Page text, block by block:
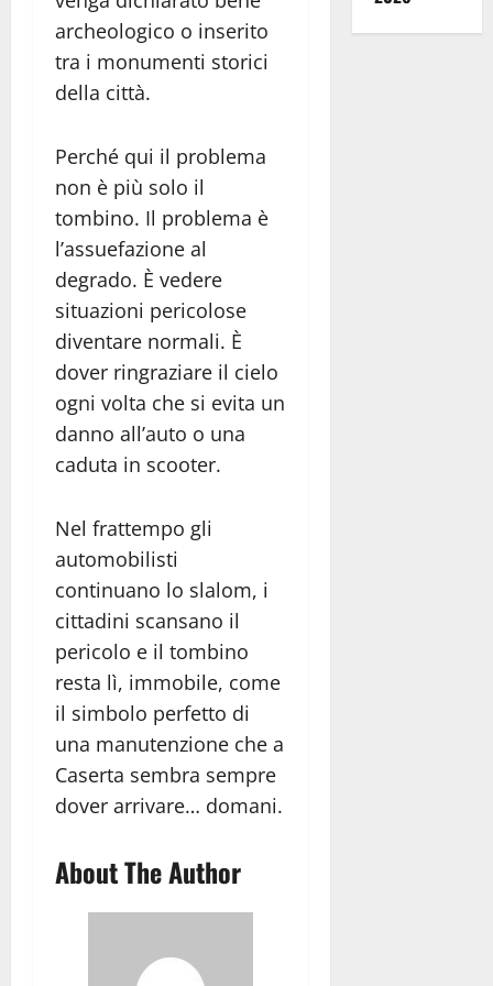
archeologico o inserito
tra i monumenti storici
della città.
Perché qui il problema
non è più solo il
tombino. Il problema è
l’assuefazione al
degrado. È vedere
situazioni pericolose
diventare normali. È
dover ringraziare il cielo
ogni volta che si evita un
danno all’auto o una
caduta in scooter.
Nel frattempo gli
automobilisti
continuano lo slalom, i
cittadini scansano il
pericolo e il tombino
resta lì, immobile, come
il simbolo perfetto di
una manutenzione che a
Caserta sembra sempre
dover arrivare… domani.
About The Author